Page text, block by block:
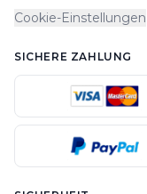
Cookie-Einstellungen
SICHERE ZAHLUNG